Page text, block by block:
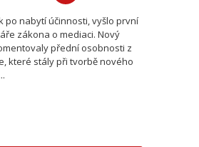
po nabytí účinnosti, vyšlo první
zákona o mediaci. Nový
přední osobnosti z
které stály při tvorbě nového